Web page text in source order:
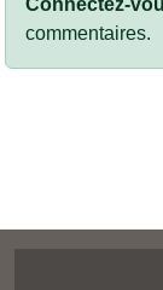
Connectez-
commentaires.